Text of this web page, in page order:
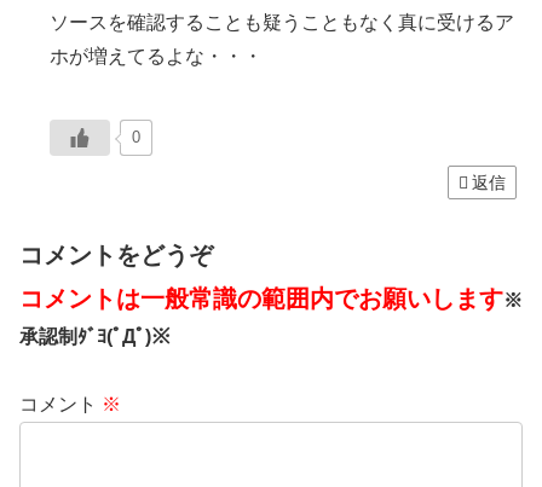
ソースを確認することも疑うこともなく真に受けるア
ホが増えてるよな・・・
0
返信
コメントをどうぞ
コメントは一般常識の範囲内でお願いします※
承認制ﾀﾞﾖ(ﾟДﾟ)※
コメント ※